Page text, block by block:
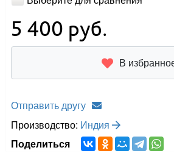
5 400 руб.
В
Отправить другу
Производство: Индия
Поделиться